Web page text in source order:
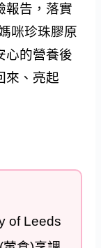
報告，落實
咪珍珠膠原
心的營養後
來、亮起
of Leeds